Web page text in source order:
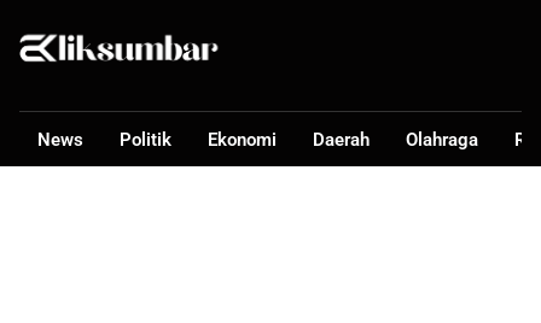
News Politik Ekonomi Daerah Olahraga